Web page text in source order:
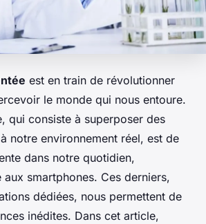
est en train de révolutionner
le monde qui nous entoure.
qui consiste à superposer des
notre environnement réel, est de
dans notre quotidien,
aux smartphones. Ces derniers,
dédiées, nous permettent de
inédites. Dans cet article,